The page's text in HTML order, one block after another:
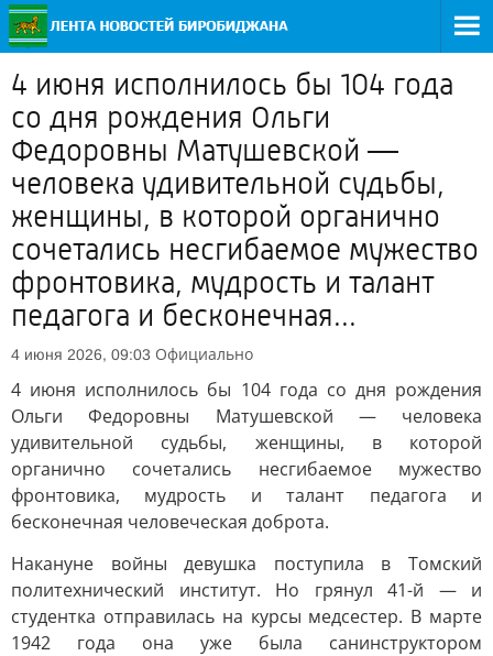
4 июня исполнилось бы 104 года
со дня рождения Ольги
Федоровны Матушевской —
человека удивительной судьбы,
женщины, в которой органично
сочетались несгибаемое мужество
фронтовика, мудрость и талант
педагога и бесконечная...
4 июня 2026, 09:03 Официально
4 июня исполнилось бы 104 года со дня рождения
Ольги Федоровны Матушевской — человека
удивительной судьбы, женщины, в которой
органично сочетались несгибаемое мужество
фронтовика, мудрость и талант педагога и
бесконечная человеческая доброта.
Накануне войны девушка поступила в Томский
политехнический институт. Но грянул 41-й — и
студентка отправилась на курсы медсестер. В марте
1942 года она уже была санинструктором